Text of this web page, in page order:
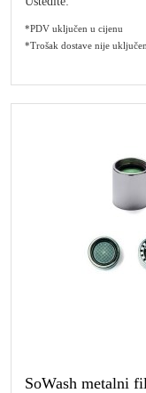
*PDV uključen u cijenu
*Trošak dostave nije
SoWash metalni